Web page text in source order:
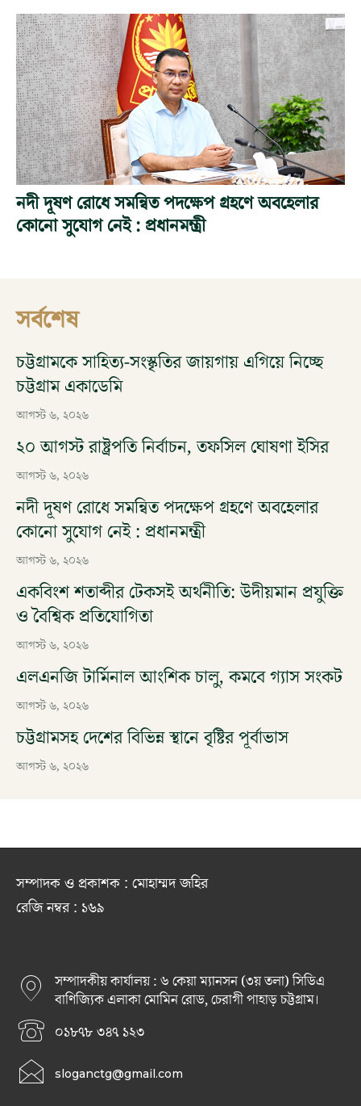
নদী দূষণ রোধে সমন্বিত পদক্ষেপ গ্রহণে অবহেলার
কোনো সুযোগ নেই : প্রধানমন্ত্রী
সর্বশেষ
চট্টগ্রামকে সাহিত্য-সংস্কৃতির জায়গায় এগিয়ে নিচ্ছে
চট্টগ্রাম একাডেমি
আগস্ট ৬, ২০২৬
২০ আগস্ট রাষ্ট্রপতি নির্বাচন, তফসিল ঘোষণা ইসির
আগস্ট ৬, ২০২৬
নদী দূষণ রোধে সমন্বিত পদক্ষেপ গ্রহণে অবহেলার
কোনো সুযোগ নেই : প্রধানমন্ত্রী
আগস্ট ৬, ২০২৬
একবিংশ শতাব্দীর টেকসই অর্থনীতি: উদীয়মান প্রযুক্তি
ও বৈশ্বিক প্রতিযোগিতা
আগস্ট ৬, ২০২৬
এলএনজি টার্মিনাল আংশিক চালু, কমবে গ্যাস সংকট
আগস্ট ৬, ২০২৬
চট্টগ্রামসহ দেশের বিভিন্ন স্থানে বৃষ্টির পূর্বাভাস
আগস্ট ৬, ২০২৬
সম্পাদক ও প্রকাশক : মোহাম্মদ জহির
রেজি নম্বর : ১৬৯
সম্পাদকীয় কার্যালয় : ৬ কেয়া ম্যানসন (৩য় তলা) সিডিএ
বাণিজ্যিক এলাকা মোমিন রোড, চেরাগী পাহাড় চট্টগ্রাম।
০১৮৭৮ ৩৪৭ ১২৩
sloganctg@gmail.com